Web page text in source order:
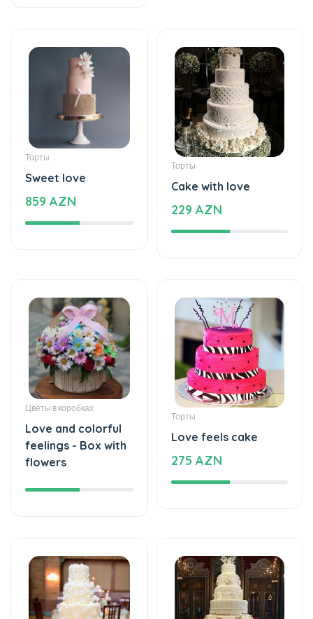
Sweet love
859 AZN
Торты
Cake with love
229 AZN
Цветы в коробках
Love and colorful
feelings - Box with
flowers
Торты
Love feels cake
275 AZN